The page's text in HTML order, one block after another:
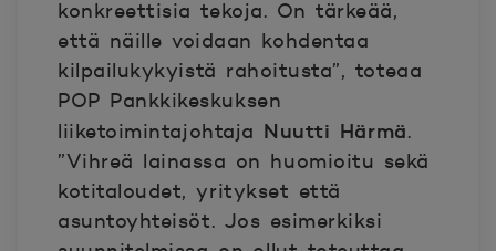
konkreettisia tekoja. On tärkeää,
että näille voidaan kohdentaa
kilpailukykyistä rahoitusta”, toteaa
POP Pankkikeskuksen
liiketoimintajohtaja Nuutti Härmä.
”Vihreä lainassa on huomioitu sekä
kotitaloudet, yritykset että
asuntoyhteisöt. Jos esimerkiksi